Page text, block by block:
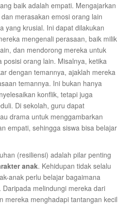
baik adalah empati. Mengajarkan
merasakan emosi orang lain
yang krusial. Ini dapat dilakukan
mengenali perasaan, baik milik
dan mendorong mereka untuk
posisi orang lain. Misalnya, ketika
dengan temannya, ajaklah mereka
temannya. Ini bukan hanya
konflik, tetapi juga
Di sekolah, guru dapat
drama untuk menggambarkan
empati, sehingga siswa bisa belajar
(resiliensi) adalah pilar penting
anak. Kehidupan tidak selalu
anak perlu belajar bagaimana
melindungi mereka dari
mereka menghadapi tantangan kecil